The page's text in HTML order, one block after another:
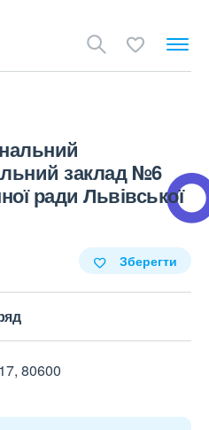
заклад №6
ради Львівської
Зберегти
80600